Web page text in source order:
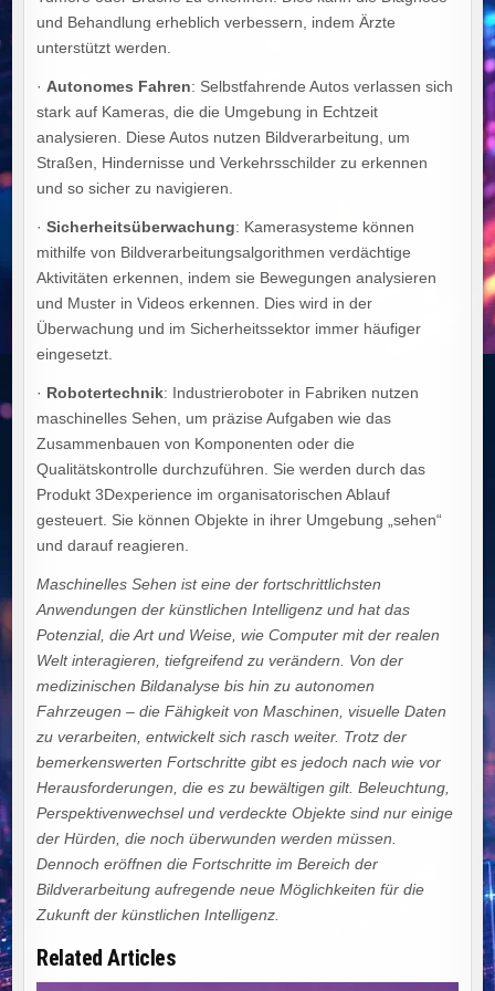
und Behandlung erheblich verbessern, indem Ärzte
unterstützt werden.
· Autonomes Fahren: Selbstfahrende Autos verlassen sich
stark auf Kameras, die die Umgebung in Echtzeit
analysieren. Diese Autos nutzen Bildverarbeitung, um
Straßen, Hindernisse und Verkehrsschilder zu erkennen
und so sicher zu navigieren.
·Sicherheitsüberwachung: Kamerasysteme können
mithilfe von Bildverarbeitungsalgorithmen verdächtige
Aktivitäten erkennen, indem sie Bewegungen analysieren
und Muster in Videos erkennen. Dies wird in der
Überwachung und im Sicherheitssektor immer häufiger
eingesetzt.
· Robotertechnik: Industrieroboter in Fabriken nutzen
maschinelles Sehen, um präzise Aufgaben wie das
Zusammenbauen von Komponenten oder die
Qualitätskontrolle durchzuführen. Sie werden durch das
Produkt 3Dexperience im organisatorischen Ablauf
gesteuert. Sie können Objekte in ihrer Umgebung „sehen“
und darauf reagieren.
Maschinelles Sehen ist eine der fortschrittlichsten
Anwendungen der künstlichen Intelligenz und hat das
Potenzial, die Art und Weise, wie Computer mit der realen
Welt interagieren, tiefgreifend zu verändern. Von der
medizinischen Bildanalyse bis hin zu autonomen
Fahrzeugen – die Fähigkeit von Maschinen, visuelle Daten
zu verarbeiten, entwickelt sich rasch weiter. Trotz der
bemerkenswerten Fortschritte gibt es jedoch nach wie vor
Herausforderungen, die es zu bewältigen gilt. Beleuchtung,
Perspektivenwechsel und verdeckte Objekte sind nur einige
der Hürden, die noch überwunden werden müssen.
Dennoch eröffnen die Fortschritte im Bereich der
Bildverarbeitung aufregende neue Möglichkeiten für die
Zukunft der künstlichen Intelligenz.
Related Articles